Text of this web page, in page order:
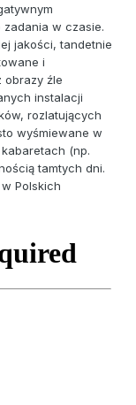
w czasie.
jakości, tandetnie
i
obrazy źle
instalacji
rozlatujących
wyśmiewane w
(np.
tamtych dni.
Polskich